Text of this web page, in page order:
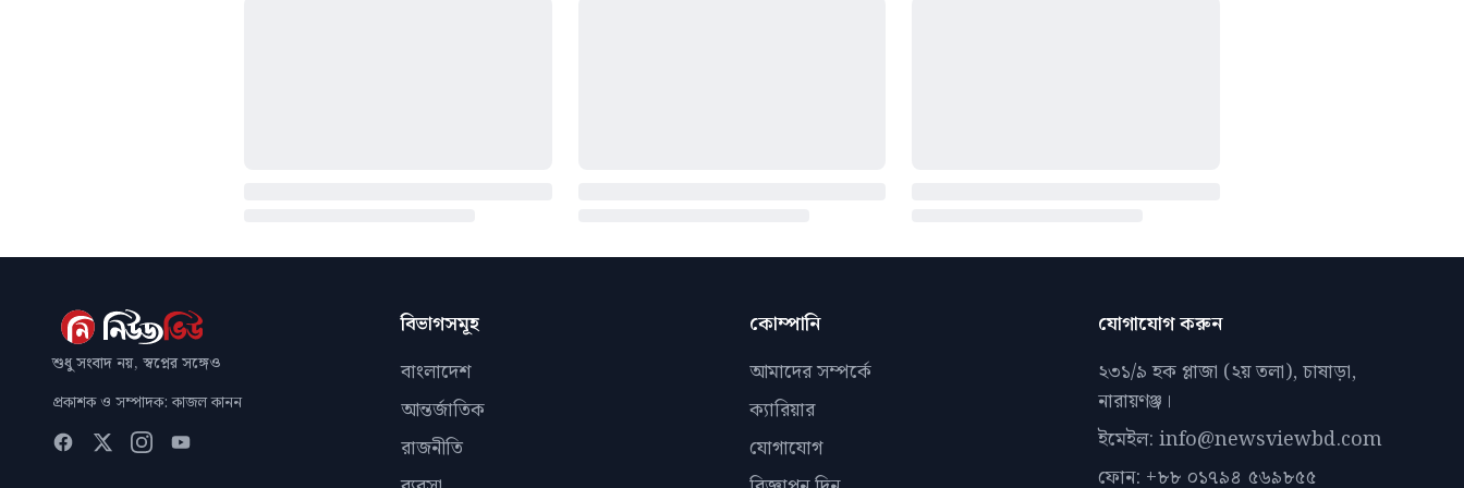
শুধু সংবাদ নয়, স্বপ্নের সঙ্গেও
প্রকাশক ও সম্পাদক: কাজল কানন
বিভাগসমূহ
বাংলাদেশ
আন্তর্জাতিক
রাজনীতি
কোম্পানি
আমাদের সম্পর্কে
ক্যারিয়ার
যোগাযোগ
যোগাযোগ করুন
২৩১/৯ হক প্লাজা (২য় তলা), চাষাড়া,
নারায়ণঞ্জ।
ইমেইল: info@newsviewbd.com
ফোন: +৮৮ ০১৭৯৪ ৫৬৯৮৫৫